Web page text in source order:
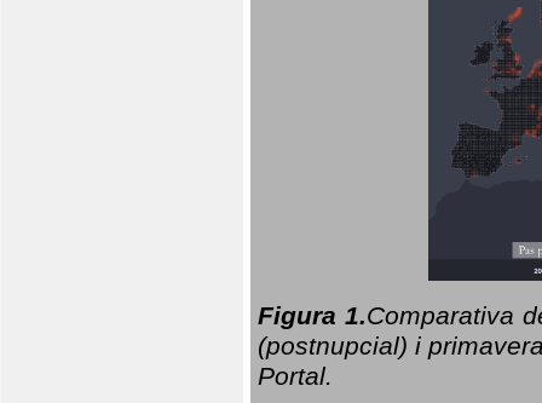
Figura 1.Comparativa
(postnupcial) i
Portal.